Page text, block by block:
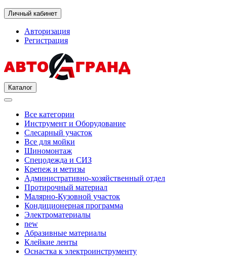
Личный кабинет
Авторизация
Регистрация
Каталог
Все категории
Инструмент и Оборудование
Слесарный участок
Все для мойки
Шиномонтаж
Спецодежда и СИЗ
Крепеж и метизы
Административно-хозяйственный отдел
Протирочный материал
Малярно-Кузовной участок
Кондиционерная программа
Электроматериалы
new
Абразивные материалы
Клейкие ленты
Оснастка к электроинструменту